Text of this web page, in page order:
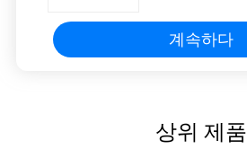
계속하다
상위 제품